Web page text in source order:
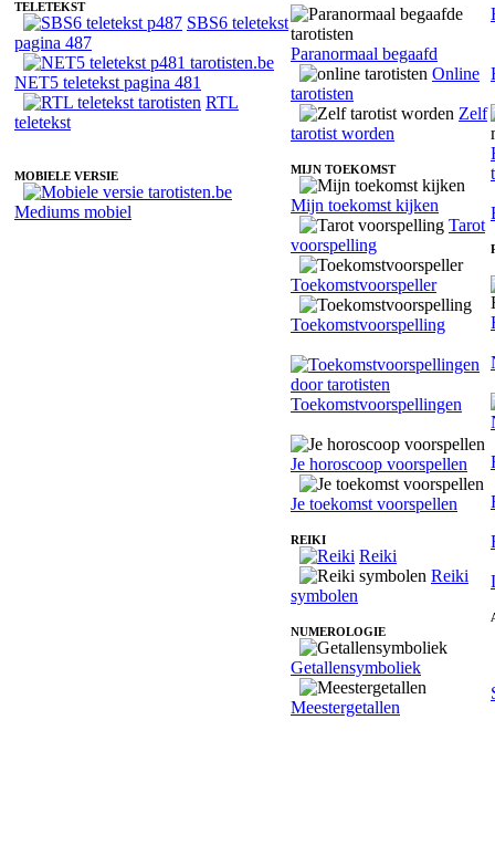
TELETEKST
SBS6 teletekst
pagina 487
NET5 teletekst pagina 481
RTL
teletekst
MOBIELE VERSIE
Mediums mobiel
Paranormaal begaafd
Online
tarotisten
Zelf
tarotist worden
MIJN TOEKOMST
Mijn toekomst kijken
Tarot
voorspelling
Toekomstvoorspeller
Toekomstvoorspelling
Toekomstvoorspellingen
Je horoscoop voorspellen
Je toekomst voorspellen
REIKI
Reiki
Reiki
symbolen
NUMEROLOGIE
Getallensymboliek
Meestergetallen